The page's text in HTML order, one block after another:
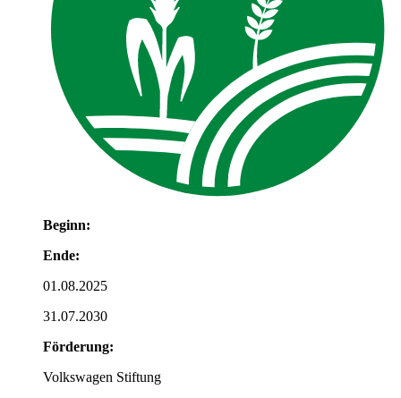
Beginn:
Ende:
01.08.2025
31.07.2030
Förderung:
Volkswagen Stiftung